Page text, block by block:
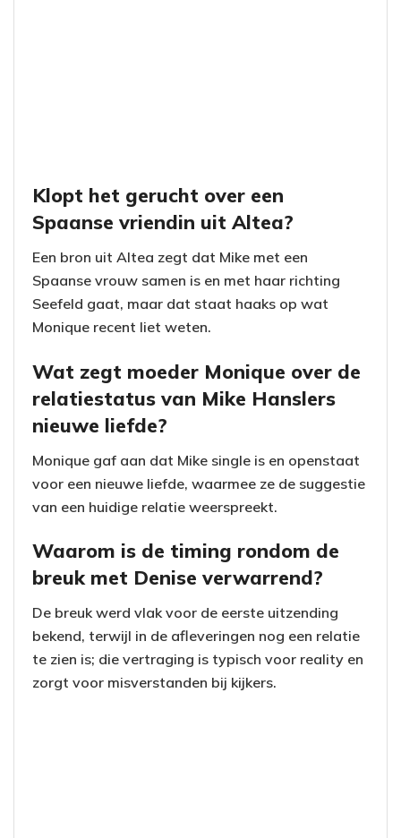
Klopt het gerucht over een
Spaanse vriendin uit Altea?
Een bron uit Altea zegt dat Mike met een
Spaanse vrouw samen is en met haar richting
Seefeld gaat, maar dat staat haaks op wat
Monique recent liet weten.
Wat zegt moeder Monique over de
relatiestatus van Mike Hanslers
nieuwe liefde?
Monique gaf aan dat Mike single is en openstaat
voor een nieuwe liefde, waarmee ze de suggestie
van een huidige relatie weerspreekt.
Waarom is de timing rondom de
breuk met Denise verwarrend?
De breuk werd vlak voor de eerste uitzending
bekend, terwijl in de afleveringen nog een relatie
te zien is; die vertraging is typisch voor reality en
zorgt voor misverstanden bij kijkers.